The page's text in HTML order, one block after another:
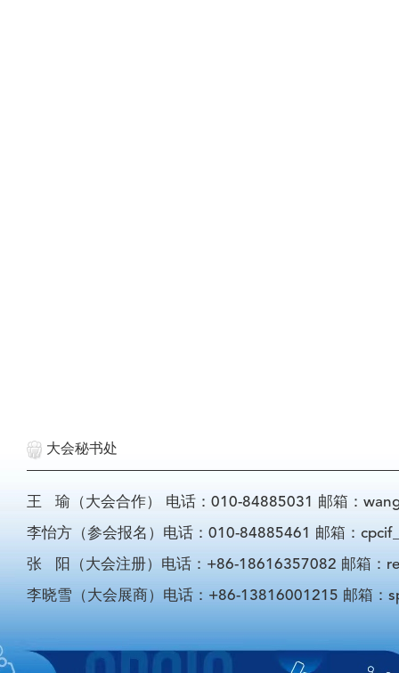
大会秘书处
王 瑜（大会合作） 电话：010-84885031 邮箱：
李怡方（参会报名）电话：010-84885461 邮箱：
张 阳（大会注册）电话：+86-18616357082 邮箱：
李晓雪（大会展商）电话：+86-13816001215 邮箱：